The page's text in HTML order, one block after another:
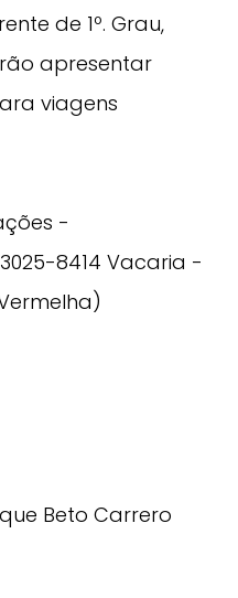
de 1º. Grau,
apresentar
viagens
-
8414 Vacaria -
Beto Carrero